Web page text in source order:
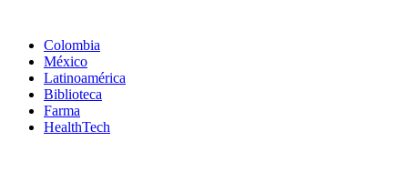
Colombia
México
Latinoamérica
Biblioteca
Farma
HealthTech